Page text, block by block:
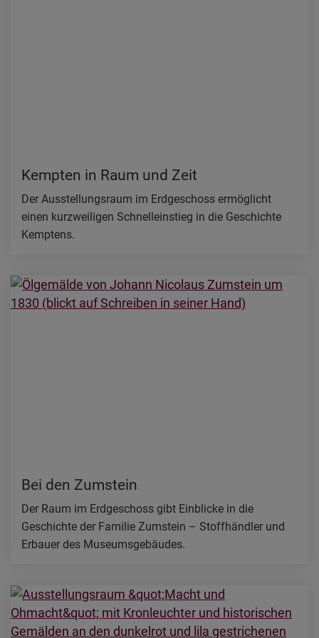
Kempten in Raum und Zeit
Der Ausstellungsraum im Erdgeschoss ermöglicht
einen kurzweiligen Schnelleinstieg in die Geschichte
Kemptens.
Bei den Zumstein
Der Raum im Erdgeschoss gibt Einblicke in die
Geschichte der Familie Zumstein – Stoffhändler und
Erbauer des Museumsgebäudes.